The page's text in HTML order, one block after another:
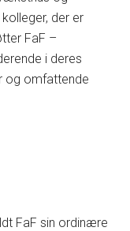
der er
FaF –
i deres
og omfattende
FaF sin ordinære